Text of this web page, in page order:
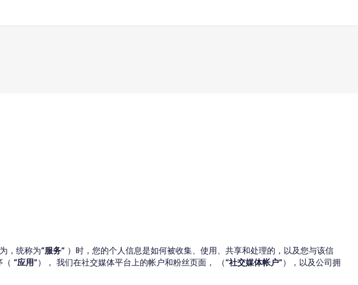
，统称为“服务”）时，您的个人信息是如何被收集、使用、共享和处理的，以及您与该信
（ “应用”）， 我们在社交媒体平台上的帐户和粉丝页面， （“社交媒体帐户”），以及公司拥